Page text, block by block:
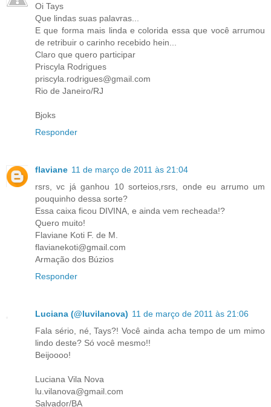
Oi Tays
Que lindas suas palavras...
E que forma mais linda e colorida essa que você arrumou
de retribuir o carinho recebido hein...
Claro que quero participar
Priscyla Rodrigues
priscyla.rodrigues@gmail.com
Rio de Janeiro/RJ
Bjoks
Responder
flaviane 11 de março de 2011 às 21:04
rsrs, vc já ganhou 10 sorteios,rsrs, onde eu arrumo um
pouquinho dessa sorte?
Essa caixa ficou DIVINA, e ainda vem recheada!?
Quero muito!
Flaviane Koti F. de M.
flavianekoti@gmail.com
Armação dos Búzios
Responder
Luciana (@luvilanova) 11 de março de 2011 às 21:06
Fala sério, né, Tays?! Você ainda acha tempo de um mimo
lindo deste? Só você mesmo!!
Beijoooo!
Luciana Vila Nova
lu.vilanova@gmail.com
Salvador/BA